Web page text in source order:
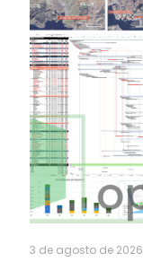
3 de agosto de 2026